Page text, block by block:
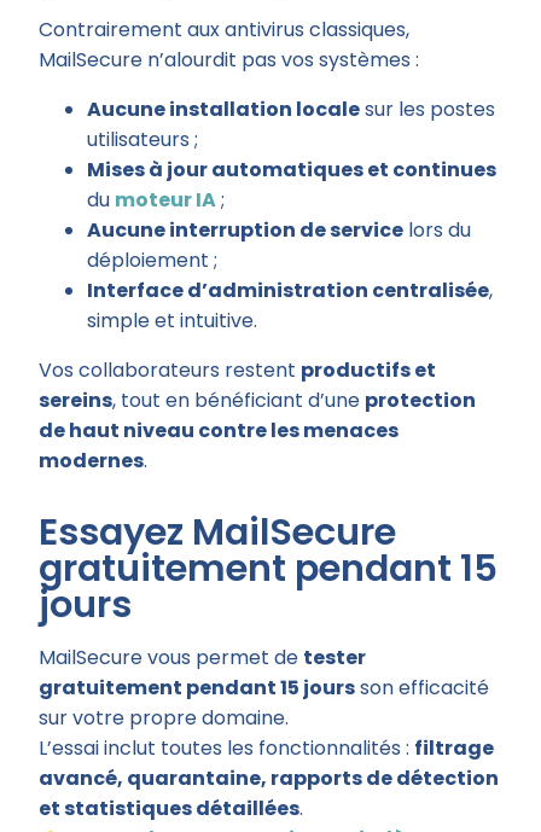
Contrairement aux antivirus classiques,
MailSecure n’alourdit pas vos systèmes :
Aucune installation localesur les postes
utilisateurs ;
Mises à jour automatiques et continues
du moteur IA;
Aucune interruption de service lors du
déploiement ;
Interface d’administration centralisée,
simple et intuitive.
Vos collaborateurs restent productifs et
sereins, tout en bénéficiant d’une protection
de haut niveau contre les menaces
modernes.
Essayez MailSecure
gratuitement pendant 15
jours
MailSecure vous permet de tester
gratuitement pendant 15 joursson efficacité
sur votre propre domaine.
L’essai inclut toutes les fonctionnalités : filtrage
avancé, quarantaine, rapports de détection
et statistiques détaillées.